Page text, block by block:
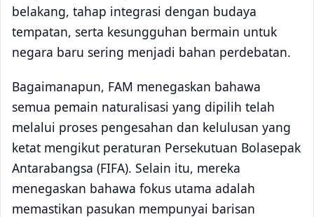
belakang, tahap integrasi dengan budaya
tempatan, serta kesungguhan bermain untuk
negara baru sering menjadi bahan perdebatan.
Bagaimanapun, FAM menegaskan bahawa
semua pemain naturalisasi yang dipilih telah
melalui proses pengesahan dan kelulusan yang
ketat mengikut peraturan Persekutuan Bolasepak
Antarabangsa (FIFA). Selain itu, mereka
menegaskan bahawa fokus utama adalah
memastikan pasukan mempunyai barisan